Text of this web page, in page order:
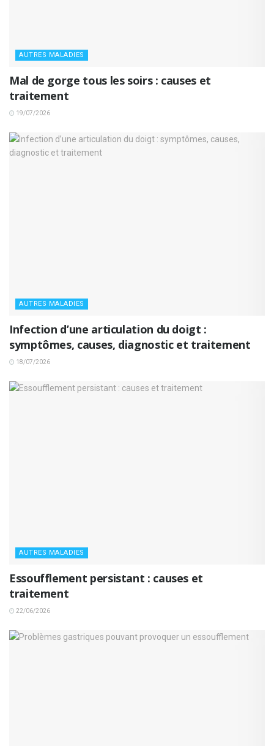
AUTRES MALADIES
Mal de gorge tous les soirs : causes et
traitement
19/07/2026
AUTRES MALADIES
Infection d’une articulation du doigt :
symptômes, causes, diagnostic et traitement
18/07/2026
AUTRES MALADIES
Essoufflement persistant : causes et
traitement
22/06/2026